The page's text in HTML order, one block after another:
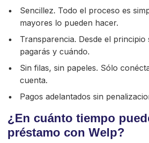
Sencillez. Todo el proceso es
mayores lo pueden hacer.
Transparencia. Desde el principio
pagarás y cuándo.
Sin filas, sin papeles. Sólo
cuenta.
Pagos adelantados sin
¿En cuánto tiempo
préstamo con Welp?